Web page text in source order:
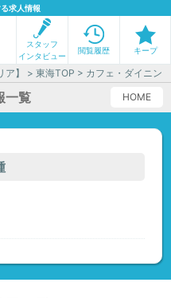
求人情報
スタッフ
インタビュー
閲覧履歴 キープ
】 >東海TOP > カフェ・ダイニン
HOME
一覧